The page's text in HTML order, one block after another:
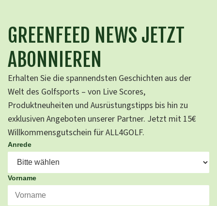
GREENFEED NEWS JETZT
ABONNIEREN
Erhalten Sie die spannendsten Geschichten aus der
Welt des Golfsports – von Live Scores,
Produktneuheiten und Ausrüstungstipps bis hin zu
exklusiven Angeboten unserer Partner. Jetzt mit 15€
Willkommensgutschein für ALL4GOLF.
Anrede
Vorname